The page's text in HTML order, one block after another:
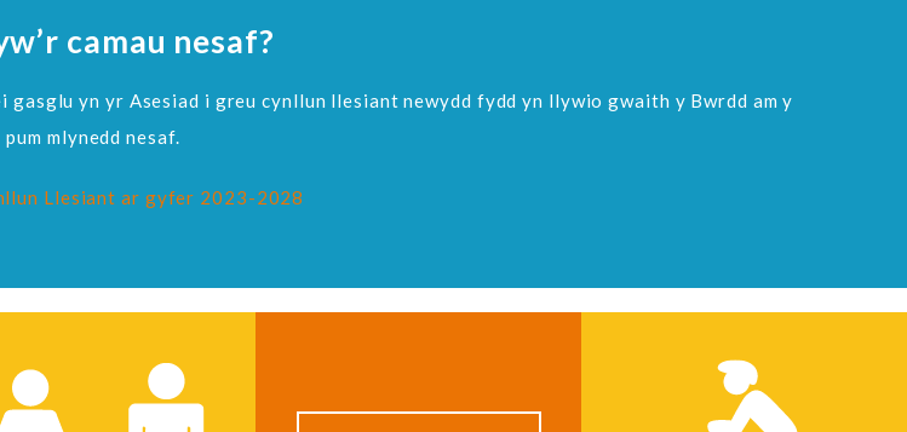
camau nesaf?
gasglu yn yr Asesiad i greu cynllun llesiant newydd fydd yn llywio gwaith y Bwrdd am y
pum mlynedd nesaf.
Llesiant ar gyfer 2023-2028